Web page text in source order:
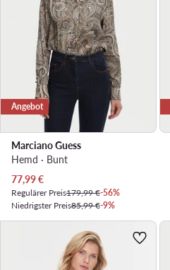
Angebot
Marciano Guess
Hemd · Bunt
Aktueller Preis
77,99€
Regulärer Preis179,99 €-56%
Niedrigster Preis85,99 €-9%